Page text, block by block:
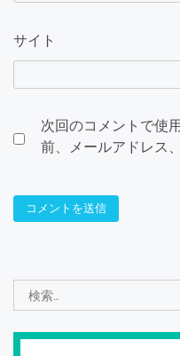
サイト
次回のコメントで使
前、メールアドレス
索: